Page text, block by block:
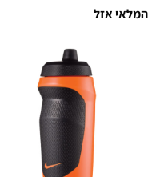
המלאי אזל